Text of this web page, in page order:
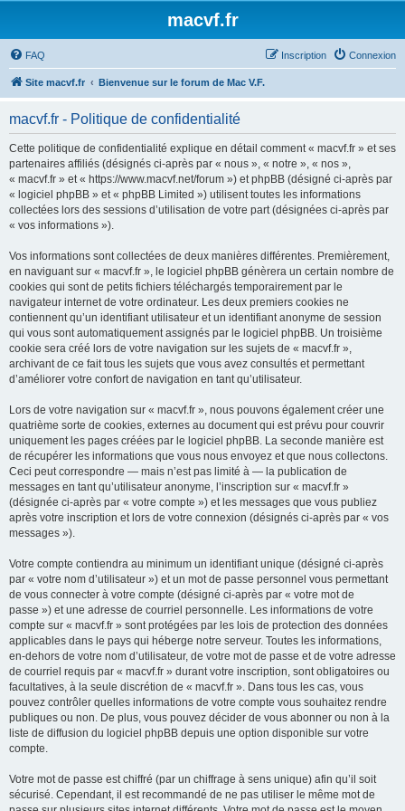
macvf.fr
FAQ Connexion
Inscription
Site macvf.fr Bienvenue sur le forum de Mac V.F.
macvf.fr - Politique de confidentialité
Cette politique de confidentialité explique en détail comment « macvf.fr » et ses
partenaires affiliés (désignés ci-après par « nous », « notre », « nos »,
« macvf.fr » et « https://www.macvf.net/forum ») et phpBB (désigné ci-après par
« logiciel phpBB » et « phpBB Limited ») utilisent toutes les informations
collectées lors des sessions d’utilisation de votre part (désignées ci-après par
« vos informations »).
Vos informations sont collectées de deux manières différentes. Premièrement,
en naviguant sur « macvf.fr », le logiciel phpBB génèrera un certain nombre de
cookies qui sont de petits fichiers téléchargés temporairement par le
navigateur internet de votre ordinateur. Les deux premiers cookies ne
contiennent qu’un identifiant utilisateur et un identifiant anonyme de session
qui vous sont automatiquement assignés par le logiciel phpBB. Un troisième
cookie sera créé lors de votre navigation sur les sujets de « macvf.fr »,
archivant de ce fait tous les sujets que vous avez consultés et permettant
d’améliorer votre confort de navigation en tant qu’utilisateur.
Lors de votre navigation sur « macvf.fr », nous pouvons également créer une
quatrième sorte de cookies, externes au document qui est prévu pour couvrir
uniquement les pages créées par le logiciel phpBB. La seconde manière est
de récupérer les informations que vous nous envoyez et que nous collectons.
Ceci peut correspondre — mais n’est pas limité à — la publication de
messages en tant qu’utilisateur anonyme, l’inscription sur « macvf.fr »
(désignée ci-après par « votre compte ») et les messages que vous publiez
après votre inscription et lors de votre connexion (désignés ci-après par « vos
messages »).
Votre compte contiendra au minimum un identifiant unique (désigné ci-après
par « votre nom d’utilisateur ») et un mot de passe personnel vous permettant
de vous connecter à votre compte (désigné ci-après par « votre mot de
passe ») et une adresse de courriel personnelle. Les informations de votre
compte sur « macvf.fr » sont protégées par les lois de protection des données
applicables dans le pays qui héberge notre serveur. Toutes les informations,
en-dehors de votre nom d’utilisateur, de votre mot de passe et de votre adresse
de courriel requis par « macvf.fr » durant votre inscription, sont obligatoires ou
facultatives, à la seule discrétion de « macvf.fr ». Dans tous les cas, vous
pouvez contrôler quelles informations de votre compte vous souhaitez rendre
publiques ou non. De plus, vous pouvez décider de vous abonner ou non à la
liste de diffusion du logiciel phpBB depuis une option disponible sur votre
compte.
Votre mot de passe est chiffré (par un chiffrage à sens unique) afin qu’il soit
sécurisé. Cependant, il est recommandé de ne pas utiliser le même mot de